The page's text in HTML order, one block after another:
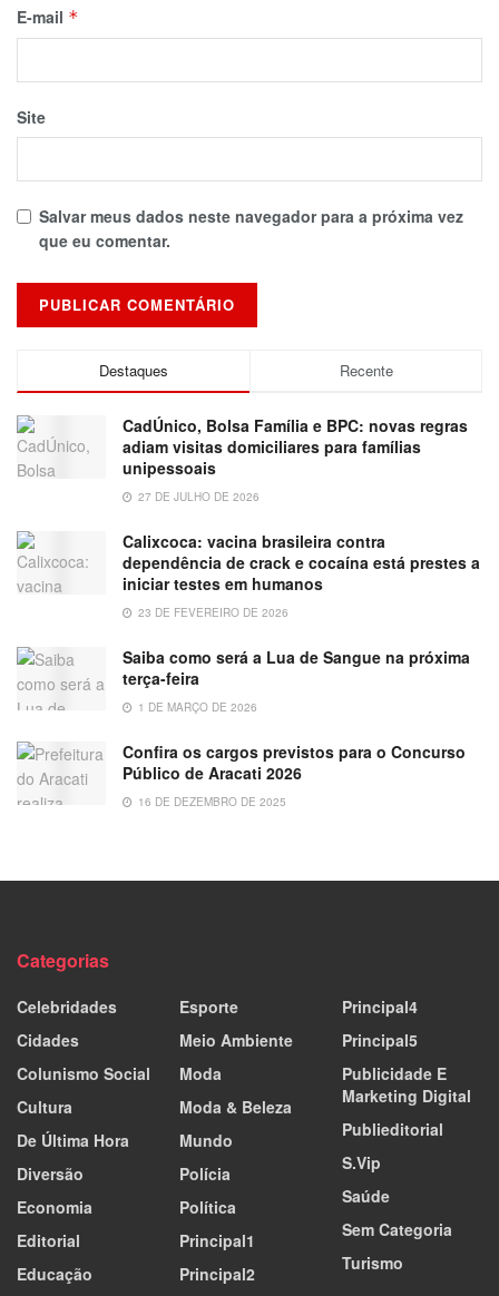
E-mail *
Site
Salvar meus dados neste navegador para a próxima vez
que eu comentar.
Destaques Recente
CadÚnico, Bolsa Família e BPC: novas regras
adiam visitas domiciliares para famílias
unipessoais
27 DE JULHO DE 2026
Calixcoca: vacina brasileira contra
dependência de crack e cocaína está prestes a
iniciar testes em humanos
23 DE FEVEREIRO DE 2026
Saiba como será a Lua de Sangue na próxima
terça-feira
1 DE MARÇO DE 2026
Confira os cargos previstos para o Concurso
Público de Aracati 2026
16 DE DEZEMBRO DE 2025
Categorias
Celebridades
Cidades
Colunismo Social
Cultura
De Última Hora
Diversão
Economia
Editorial
Educação
Esporte
Meio Ambiente
Moda
Moda & Beleza
Mundo
Polícia
Política
Principal1
Principal2
Principal4
Principal5
Publicidade E
Marketing Digital
Publieditorial
S.Vip
Saúde
Sem Categoria
Turismo